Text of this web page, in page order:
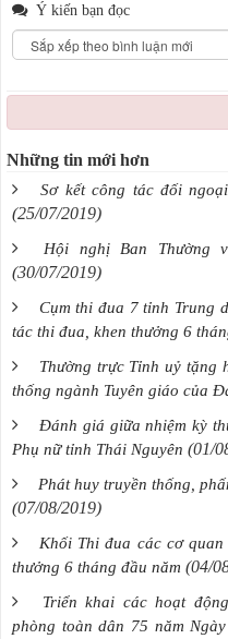
Ý kiến bạn đọc
Những tin mới hơn
Sơ kết công tác đối
(25/07/2019)
Hội nghị Ban Thường
(30/07/2019)
Cụm thi đua 7 tỉnh Trung
tác thi đua, khen thưởng 6
Thường trực Tỉnh uỷ tặng
thống ngành Tuyên giáo của
Đánh giá giữa nhiệm kỳ
Phụ nữ tỉnh Thái Nguyên (01/
Phát huy truyền thống,
(07/08/2019)
Khối Thi đua các cơ
thưởng 6 tháng đầu năm (04/
Triển khai các hoạt
phòng toàn dân 75 năm